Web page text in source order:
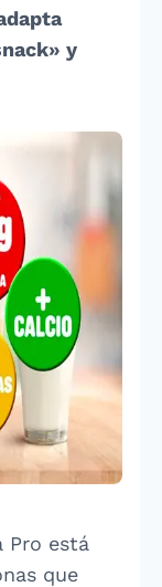
y
Pro está
que